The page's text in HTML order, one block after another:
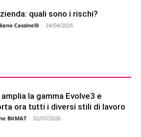
quali sono i rischi?
Cassinelli - 24/04/2026
la gamma Evolve3 e
ora tutti i diversi stili di lavoro
BitMAT - 02/07/2026